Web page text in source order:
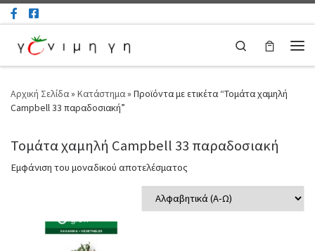
Μετάβαση στο περιεχόμενο
Search
Αρχική Σελίδα» Κατάστημα» Προϊόντα με ετικέτα “Τομάτα χαμηλή
Campbell 33 παραδοσιακή”
Τομάτα χαμηλή Campbell 33 παραδοσιακή
Εμφάνιση του μοναδικού αποτελέσματος